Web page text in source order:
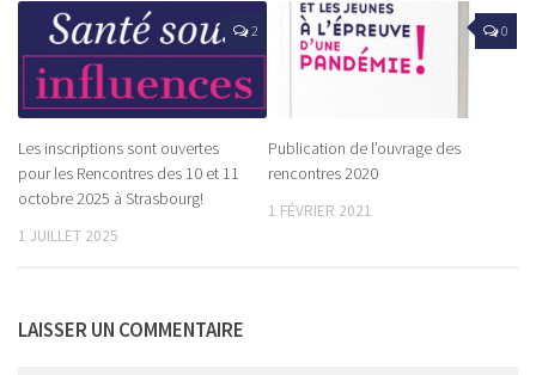
2
Les inscriptions sont ouvertes
pour les Rencontres des 10 et 11
octobre 2025 à Strasbourg!
1 JUILLET 2025
0
Publication de l’ouvrage des
rencontres 2020
1 FÉVRIER 2021
LAISSER UN COMMENTAIRE